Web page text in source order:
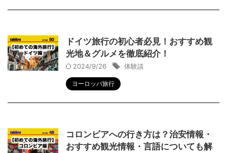
ドイツ旅行の初心者必見！おすすめ観
光地＆グルメを徹底紹介！
2024/9/26 体験談
ヨーロッパ旅行
コロンビアへの行き方は？治安情報・
おすすめ観光情報・言語についても解